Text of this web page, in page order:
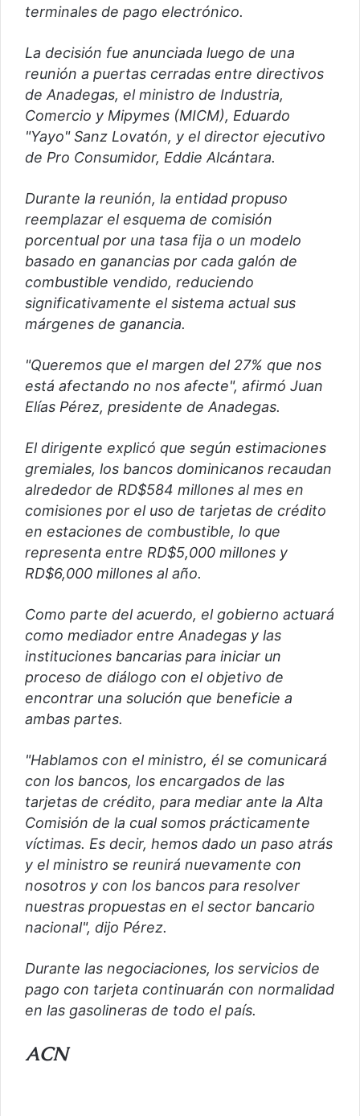
n
o
terminales de pago electrónico.
La decisión fue anunciada luego de una
reunión a puertas cerradas entre directivos
de Anadegas, el ministro de Industria,
Comercio y Mipymes (MICM), Eduardo
"Yayo" Sanz Lovatón, y el director ejecutivo
de Pro Consumidor, Eddie Alcántara.
Durante la reunión, la entidad propuso
reemplazar el esquema de comisión
porcentual por una tasa fija o un modelo
basado en ganancias por cada galón de
combustible vendido, reduciendo
significativamente el sistema actual sus
márgenes de ganancia.
"Queremos que el margen del 27% que nos
está afectando no nos afecte", afirmó Juan
Elías Pérez, presidente de Anadegas.
El dirigente explicó que según estimaciones
gremiales, los bancos dominicanos recaudan
alrededor de RD$584 millones al mes en
comisiones por el uso de tarjetas de crédito
en estaciones de combustible, lo que
representa entre RD$5,000 millones y
RD$6,000 millones al año.
Como parte del acuerdo, el gobierno actuará
como mediador entre Anadegas y las
instituciones bancarias para iniciar un
proceso de diálogo con el objetivo de
encontrar una solución que beneficie a
ambas partes.
"Hablamos con el ministro, él se comunicará
con los bancos, los encargados de las
tarjetas de crédito, para mediar ante la Alta
Comisión de la cual somos prácticamente
víctimas. Es decir, hemos dado un paso atrás
y el ministro se reunirá nuevamente con
nosotros y con los bancos para resolver
nuestras propuestas en el sector bancario
nacional", dijo Pérez.
Durante las negociaciones, los servicios de
pago con tarjeta continuarán con normalidad
en las gasolineras de todo el país.
ACN